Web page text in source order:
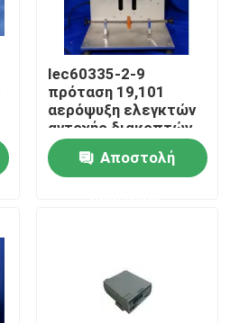
εισόδου
Iec60335-2-9
πρόταση 19,101
αερόψυξη ελεγκτών
αντοχής διακοπτών
φρυγανιέρων
Αποστολή